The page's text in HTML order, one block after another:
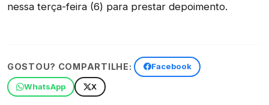
nessa terça-feira (6) para prestar depoimento.
GOSTOU? COMPARTILHE: Facebook
WhatsApp X